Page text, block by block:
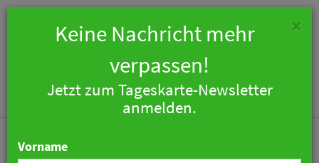
×
Keine Nachricht mehr
verpassen!
Jetzt zum Tageskarte-Newsletter
anmelden.
Vorname